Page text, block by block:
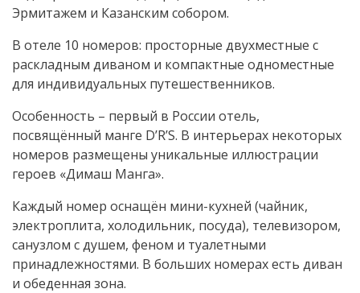
Эрмитажем и Казанским собором.
В отеле 10 номеров: просторные двухместные с
раскладным диваном и компактные одноместные
для индивидуальных путешественников.
Особенность – первый в России отель,
посвящённый манге D’R’S. В интерьерах некоторых
номеров размещены уникальные иллюстрации
героев «Димаш Манга».
Каждый номер оснащён мини-кухней (чайник,
электроплита, холодильник, посуда), телевизором,
санузлом с душем, феном и туалетными
принадлежностями. В больших номерах есть диван
и обеденная зона.